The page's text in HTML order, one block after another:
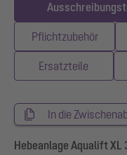
Pflichtzubehör
Ersatzteile
In die
Hebeanlage Aqualift XL